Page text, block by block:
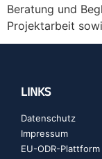
Beratung und
Projektarbeit
LINKS
Datenschutz
Impressum
EU-ODR-Plattform